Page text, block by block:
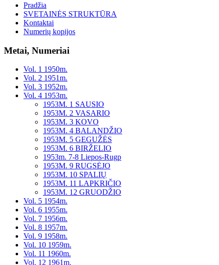
Pradžia
SVETAINĖS STRUKTŪRA
Kontaktai
Numerių kopijos
Metai, Numeriai
Vol. 1 1950m.
Vol. 2 1951m.
Vol. 3 1952m.
Vol. 4 1953m.
1953M. 1 SAUSIO
1953M. 2 VASARIO
1953M. 3 KOVO
1953M. 4 BALANDŽIO
1953M. 5 GEGUŽĖS
1953M. 6 BIRŽELIO
1953m. 7-8 Liepos-Rugp
1953M. 9 RUGSĖJO
1953M. 10 SPALIŲ
1953M. 11 LAPKRIČIO
1953M. 12 GRUODŽIO
Vol. 5 1954m.
Vol. 6 1955m.
Vol. 7 1956m.
Vol. 8 1957m.
Vol. 9 1958m.
Vol. 10 1959m.
Vol. 11 1960m.
Vol. 12 1961m.